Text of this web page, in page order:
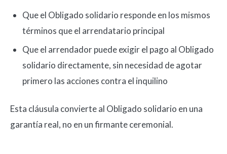
Que el Obligado solidario responde en los mismos
términos que el arrendatario principal
Que el arrendador puede exigir el pago al Obligado
solidario directamente, sin necesidad de agotar
primero las acciones contra el inquilino
Esta cláusula convierte al Obligado solidario en una
garantía real, no en un firmante ceremonial.